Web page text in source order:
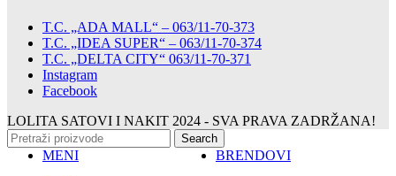
T.C. „ADA MALL“ – 063/11-70-373
T.C. „IDEA SUPER“ – 063/11-70-374
T.C. „DELTA CITY“ 063/11-70-371
Instagram
Facebook
LOLITA SATOVI I NAKIT 2024 - SVA PRAVA ZADRŽANA!
Search
MENI
BRENDOVI